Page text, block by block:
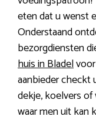
eten dat u wenst
Onderstaand
bezorgdiensten
huis in Bladel
aanbieder
dekje, koelvers of
waar men uit kan